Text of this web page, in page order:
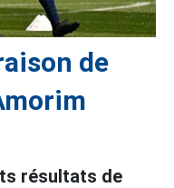
de
résultats de